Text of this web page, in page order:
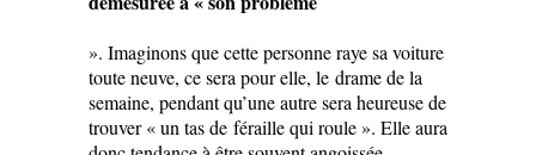
». Imaginons que cette personne raye sa voiture
toute neuve, ce sera pour elle, le drame de la
semaine, pendant qu’une autre sera heureuse de
trouver « un tas de féraille qui roule ». Elle aura